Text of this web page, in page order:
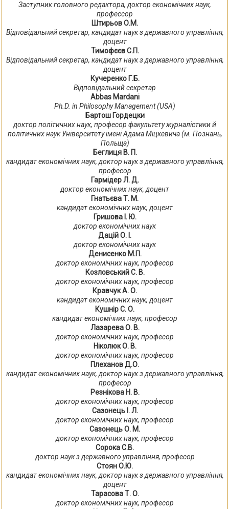
Заступник головного редактора, доктор економічних наук,
профессор
Штирьов О.М.
Відповідальний секретар, кандидат наук з державного управління,
доцент
Тимофєєв С.П.
Відповідальний секретар, кандидат наук з державного управління,
доцент
Кучеренко Г.Б.
Відповідальний секретар
Abbas Mardani
Ph.D. in Philosophy Management (USA)
Бартош Гордецки
доктор політичних наук, професор факультету журналістики й
політичних наук Університету імені Адама Міцкевича (м. Познань,
Польща)
Беглиця В. П.
кандидат економічних наук, доктор наук з державного управління,
професор
Гармідер Л. Д.
доктор економічних наук, доцент
Гнатьєва Т. М.
кандидат економічних наук, доцент
Гришова І. Ю.
доктор економічних наук
Дацій О. І.
доктор економічних наук
Денисенко М.П.
доктор економічних наук, професор
Козловський С. В.
доктор економічних наук, професор
Кравчук А. О.
кандидат економічних наук, доцент
Кушнір С. О.
кандидат економічних наук, професор
Лазарева О. В.
доктор економічних наук, професор
Ніколюк О. В.
доктор економічних наук, професор
Плеханов Д.О.
кандидат економічних наук, доктор наук з державного управління,
професор
Резнікова Н. В.
доктор економічних наук, професор
Сазонець І. Л.
доктор економічних наук, професор
Сазонець О. М.
доктор економічних наук, професор
Сорока С.В.
доктор наук з державного управління, професор
Стоян О.Ю.
кандидат економічних наук, доктор наук з державного управління,
доцент
Тарасова Т. О.
доктор економічних наук, професор